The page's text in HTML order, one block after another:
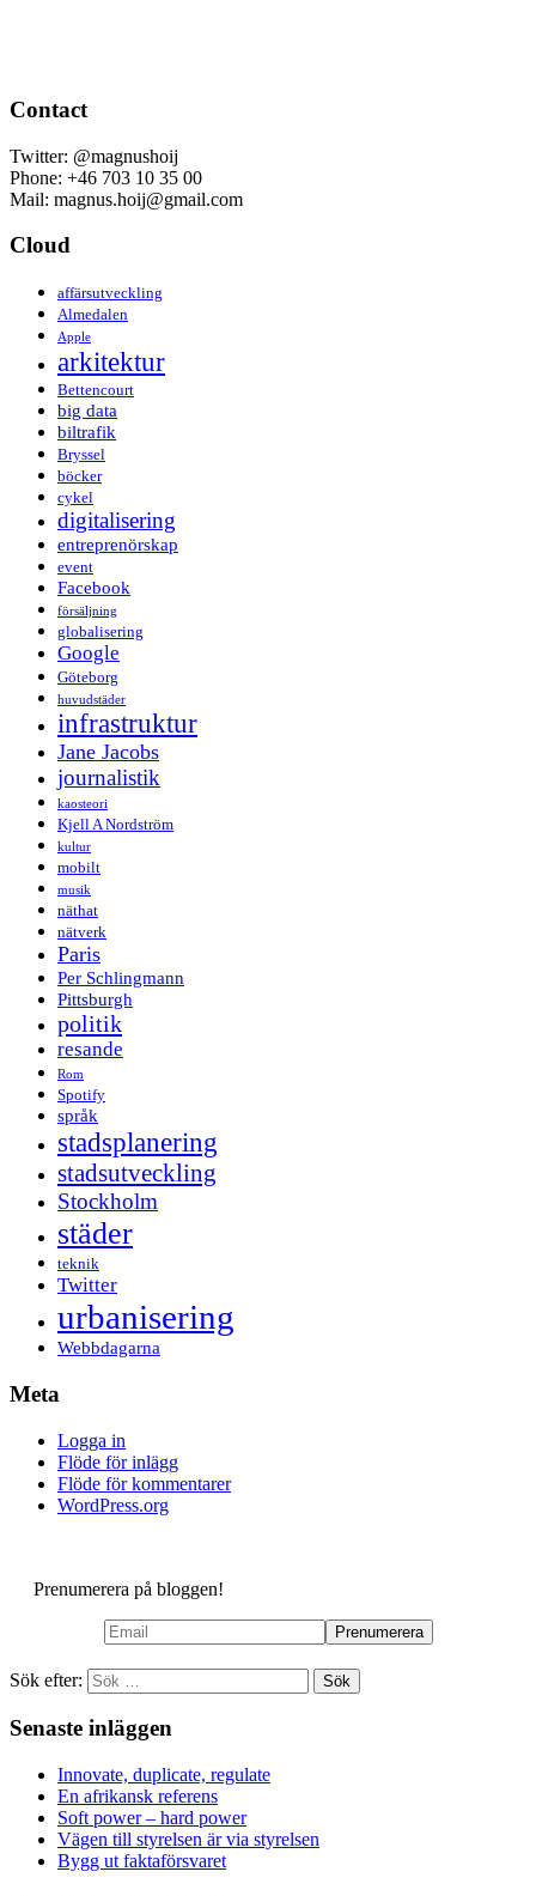
Contact
Twitter: @magnushoij
Phone: +46 703 10 35 00
Mail: magnus.hoij@gmail.com
Cloud
affärsutveckling
Almedalen
Apple
arkitektur
Bettencourt
big data
biltrafik
Bryssel
böcker
cykel
digitalisering
entreprenörskap
event
Facebook
försäljning
globalisering
Google
Göteborg
huvudstäder
infrastruktur
Jane Jacobs
journalistik
kaosteori
Kjell A Nordström
kultur
mobilt
musik
näthat
nätverk
Paris
Per Schlingmann
Pittsburgh
politik
resande
Rom
Spotify
språk
stadsplanering
stadsutveckling
Stockholm
städer
teknik
Twitter
urbanisering
Webbdagarna
Meta
Logga in
Flöde för inlägg
Flöde för kommentarer
WordPress.org
Prenumerera på bloggen!
Sök efter:
Senaste inläggen
Innovate, duplicate, regulate
En afrikansk referens
Soft power – hard power
Vägen till styrelsen är via styrelsen
Bygg ut faktaförsvaret